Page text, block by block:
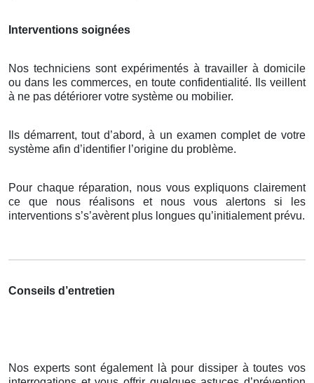
Interventions soignées
Nos techniciens sont expérimentés à travailler à domicile
ou dans les commerces, en toute confidentialité. Ils veillent
à ne pas détériorer votre système ou mobilier.
Ils démarrent, tout d’abord, à un examen complet de votre
système afin d’identifier l’origine du problème.
Pour chaque réparation, nous vous expliquons clairement
ce que nous réalisons et nous vous alertons si les
interventions s’s’avèrent plus longues qu’initialement prévu.
Conseils d’entretien
Nos experts sont également là pour dissiper à toutes vos